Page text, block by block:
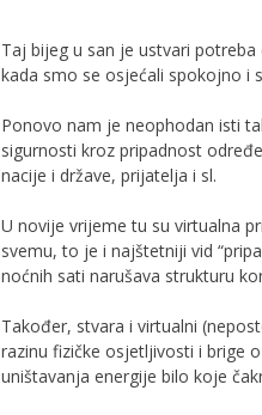
Taj bijeg u san je ustvari
kada smo se osjećali spokojno i
Ponovo nam je neophodan isti
sigurnosti kroz pripadnost
nacije i države, prijatelja i sl.
U novije vrijeme tu su virtualna
svemu, to je i najštetniji vid
noćnih sati narušava strukturu
Također, stvara i virtualni
razinu fizičke osjetljivosti i brige
uništavanja energije bilo koje